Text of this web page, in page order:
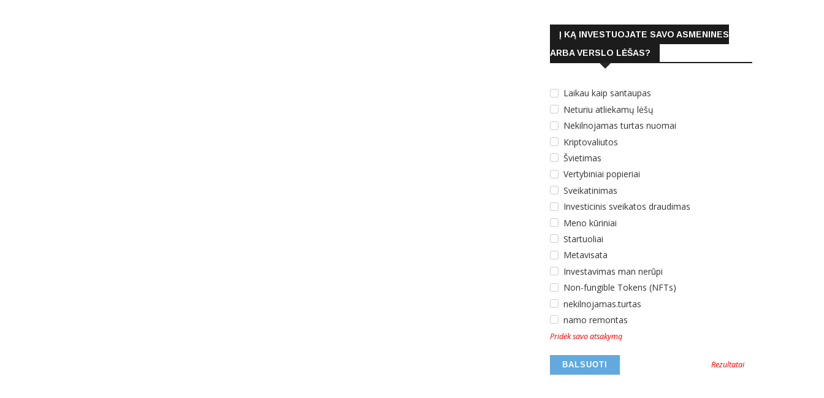
Į KĄ INVESTUOJATE SAVO ASMENINES
ARBA VERSLO LĖŠAS?
Laikau kaip santaupas
Neturiu atliekamų lėšų
Nekilnojamas turtas nuomai
Kriptovaliutos
Švietimas
Vertybiniai popieriai
Sveikatinimas
Investicinis sveikatos draudimas
Meno kūriniai
Startuoliai
Metavisata
Investavimas man nerūpi
Non-fungible Tokens (NFTs)
nekilnojamas.turtas
namo remontas
Pridėk savo atsakymą
Rezultatai